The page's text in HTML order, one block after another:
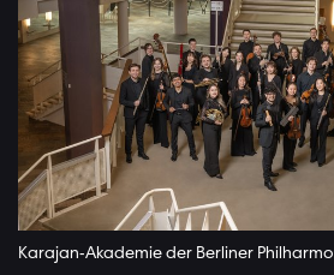
Karajan-Akademie der Berliner